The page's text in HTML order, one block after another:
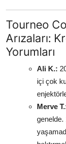
Tourneo
Arızaları:
Yorumları
Ali K.:
içi çok
Merve